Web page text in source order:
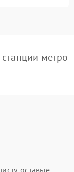
метро
оставьте